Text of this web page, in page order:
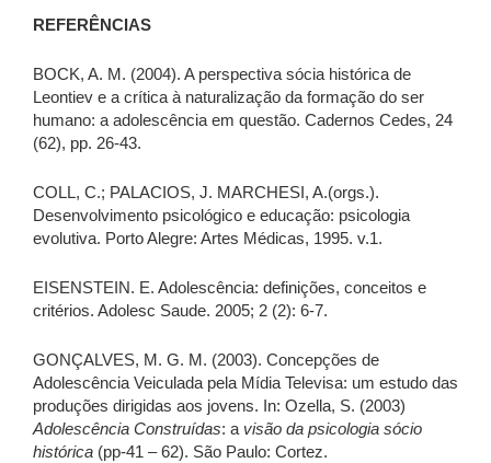
REFERÊNCIAS
BOCK, A. M. (2004). A perspectiva sócia histórica de
Leontiev e a crítica à naturalização da formação do ser
humano: a adolescência em questão. Cadernos Cedes, 24
(62), pp. 26-43.
COLL, C.; PALACIOS, J. MARCHESI, A.(orgs.).
Desenvolvimento psicológico e educação: psicologia
evolutiva. Porto Alegre: Artes Médicas, 1995. v.1.
EISENSTEIN. E. Adolescência: definições, conceitos e
critérios. Adolesc Saude. 2005; 2 (2): 6-7.
GONÇALVES, M. G. M. (2003). Concepções de
Adolescência Veiculada pela Mídia Televisa: um estudo das
produções dirigidas aos jovens. In: Ozella, S. (2003)
Adolescência Construídas: a visão da psicologia sócio
histórica (pp-41 – 62). São Paulo: Cortez.